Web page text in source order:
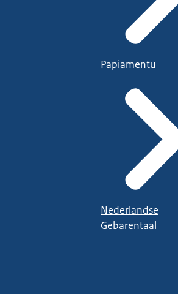
Papiamentu
Nederlandse
Gebarentaal